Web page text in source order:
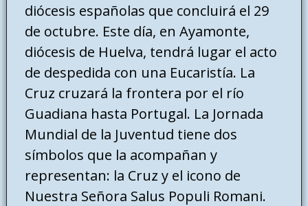
diócesis españolas que concluirá el 29
de octubre. Este día, en Ayamonte,
diócesis de Huelva, tendrá lugar el acto
de despedida con una Eucaristía. La
Cruz cruzará la frontera por el río
Guadiana hasta Portugal. La Jornada
Mundial de la Juventud tiene dos
símbolos que la acompañan y
representan: la Cruz y el icono de
Nuestra Señora Salus Populi Romani.